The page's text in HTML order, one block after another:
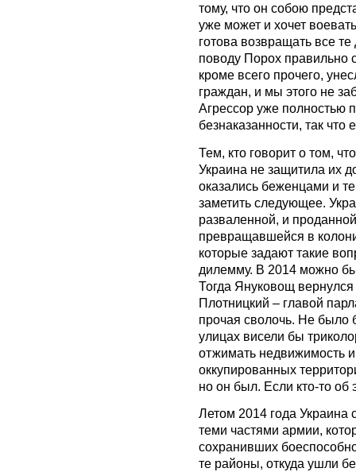
тому, что он собою
уже может и хочет
готова возвращать все
поводу Порох правильно
кроме всего прочего,
граждан, и мы этого не
Агрессор уже полностью
безнаказанности, так что
Тем, кто говорит о том,
Украина не защитила их
оказались беженцами и
заметить следующее.
разваленной, и
превращавшейся в
которые задают такие
дилемму. В 2014 можно
Тогда Януковощ
Плотницкий – главой
прочая сволочь. Не было
улицах висели бы
отжимать недвижимость
оккупированных
но он был. Если кто-то
Летом 2014 года Украина
теми частями армии,
сохранивших
те районы, откуда ушли